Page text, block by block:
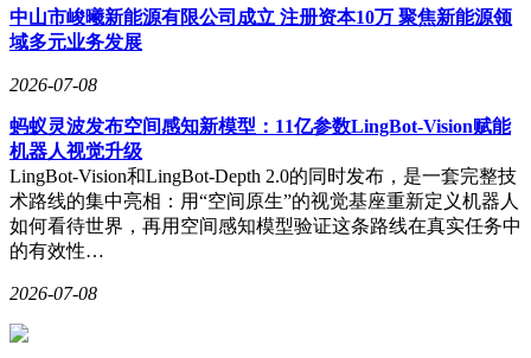
中山市峻曦新能源有限公司成立 注册资本10万 聚焦新能源领
域多元业务发展
2026-07-08
蚂蚁灵波发布空间感知新模型：11亿参数LingBot-Vision赋能
机器人视觉升级
LingBot-Vision和LingBot-Depth 2.0的同时发布，是一套完整技
术路线的集中亮相：用“空间原生”的视觉基座重新定义机器人
如何看待世界，再用空间感知模型验证这条路线在真实任务中
的有效性…
2026-07-08